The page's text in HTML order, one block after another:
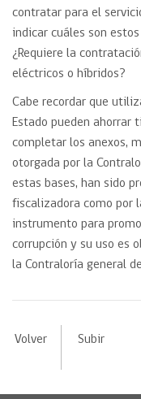
contratar para el
indicar cuáles son
¿Requiere la
eléctricos o híbridos?
Cabe recordar que
Estado pueden ahorrar
completar los anexos,
otorgada por la
estas bases, han sido
fiscalizadora como por
instrumento para
corrupción y su uso es
la Contraloría general
Volver Subir